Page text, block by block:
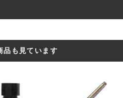
品も見ています